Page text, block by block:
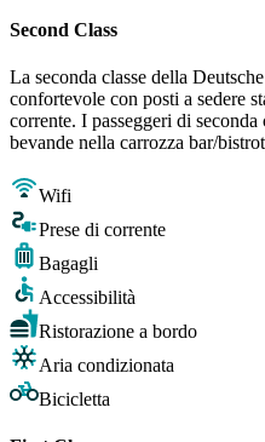
Second Class
La seconda classe della
confortevole con posti a sedere
corrente. I passeggeri di
bevande nella carrozza bar/
Wifi
Prese di corrente
Bagagli
Accessibilità
Ristorazione a bordo
Aria condizionata
Bicicletta